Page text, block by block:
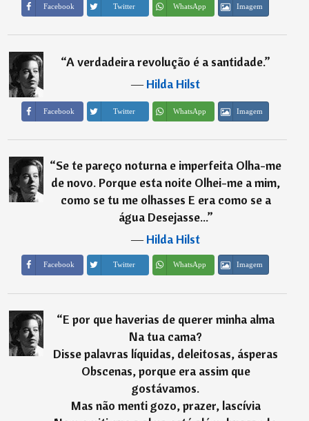
Facebook Twitter WhatsApp Imagem
“A verdadeira revolução é a santidade.”
―Hilda Hilst
Facebook Twitter WhatsApp Imagem
“Se te pareço noturna e imperfeita Olha-me
de novo. Porque esta noite Olhei-me a mim,
como se tu me olhasses E era como se a
água Desejasse...”
―Hilda Hilst
Facebook Twitter WhatsApp Imagem
“E por que haverias de querer minha alma
Na tua cama?
Disse palavras líquidas, deleitosas, ásperas
Obscenas, porque era assim que
gostávamos.
Mas não menti gozo, prazer, lascívia